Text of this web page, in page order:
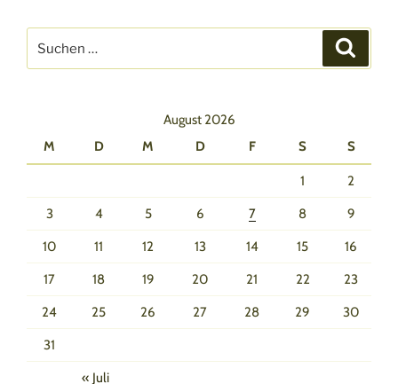
nach:
August 2026
M
D M D F S S
1 2
3 4 5 6 7 8 9
10 11 12 13 14 15 16
17 18 19 20 21 22 23
24 25 26 27 28 29 30
31
« Juli